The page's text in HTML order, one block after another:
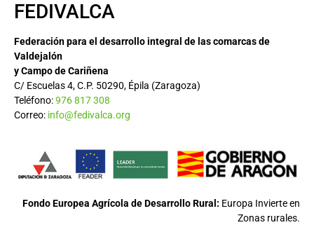
FEDIVALCA
Federación para el desarrollo integral de las comarcas de
Valdejalón
y Campo de Cariñena
C/ Escuelas 4, C.P. 50290, Épila (Zaragoza)
Teléfono:976 817 308
Correo: info@fedivalca.org
Fondo Europea Agrícola de Desarrollo Rural: Europa Invierte en
Zonas rurales.